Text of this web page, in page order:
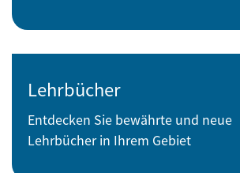
Lehrbücher
Entdecken Sie bewährte und neue
Lehrbücher in Ihrem Gebiet